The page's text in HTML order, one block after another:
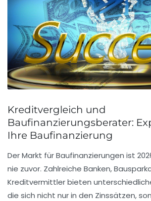
Kreditvergleich und
Baufinanzierungsberater:
Ihre Baufinanzierung
Der Markt für Baufinanzierungen ist
nie zuvor. Zahlreiche Banken,
Kreditvermittler bieten
die sich nicht nur in den Zinssätzen,